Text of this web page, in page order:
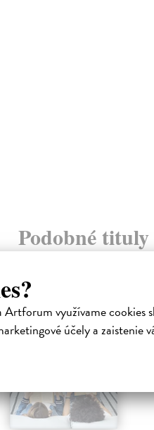
využívame cookies
účely a zaistenie
Podobné tituly